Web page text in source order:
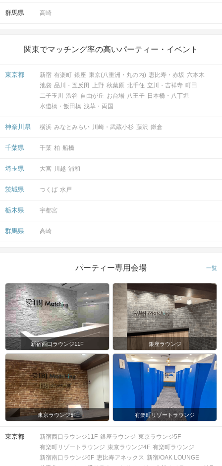
群馬県 高崎
関東でマッチング率の高いパーティー・イベント
東京都 新宿 有楽町 銀座 東京(八重洲・丸の内) 恵比寿・赤坂 六本木
池袋 品川・五反田 上野 秋葉原 北千住 立川・吉祥寺 町田
二子玉川
渋谷 自由が丘 お台場 八王子 日本橋・八丁堀
水道橋・飯田橋 浅草・両国
神奈川県 横浜 みなとみらい 川崎・武蔵小杉 藤沢 鎌倉
千葉県 千葉 柏 船橋
埼玉県 大宮 川越 浦和
茨城県 つくば 水戸
栃木県 宇都宮
群馬県 高崎
パーティー専用会場 一覧
新宿西口ラウンジ11F 銀座ラウンジ
東京ラウンジ5F 有楽町リゾートラウンジ
東京都 新宿西口ラウンジ11F 銀座ラウンジ 東京ラウンジ5F
有楽町リゾートラウンジ 東京ラウンジ4F 有楽町ラウンジ
新宿南口ラウンジ6F 恵比寿アネックス 新宿/OAK LOUNGE